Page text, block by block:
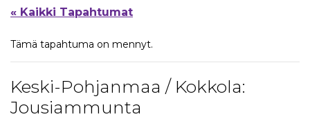
« Kaikki Tapahtumat
Tämä tapahtuma on mennyt.
Keski-Pohjanmaa / Kokkola:
Jousiammunta